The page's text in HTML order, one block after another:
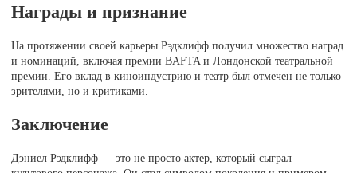
Награды и признание
На протяжении своей карьеры Рэдклифф получил множество наград
и номинаций, включая премии BAFTA и Лондонской театральной
премии. Его вклад в киноиндустрию и театр был отмечен не только
зрителями, но и критиками.
Заключение
Дэниел Рэдклифф — это не просто актер, который сыграл